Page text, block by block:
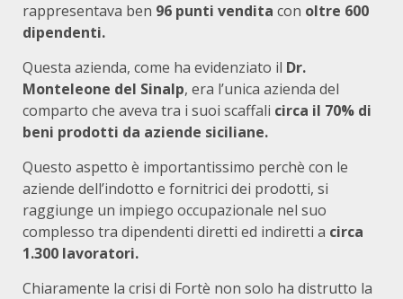
rappresentava ben 96 punti vendita con oltre 600
dipendenti.
Questa azienda, come ha evidenziato il Dr.
Monteleone del Sinalp, era l’unica azienda del
comparto che aveva tra i suoi scaffali circa il 70% di
beni prodotti da aziende siciliane.
Questo aspetto è importantissimo perchè con le
aziende dell’indotto e fornitrici dei prodotti, si
raggiunge un impiego occupazionale nel suo
complesso tra dipendenti diretti ed indiretti a circa
1.300 lavoratori.
Chiaramente la crisi di Fortè non solo ha distrutto la